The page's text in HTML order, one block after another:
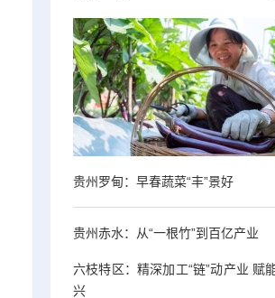
贵州罗甸：早春蔬菜“丰”景好
贵州赤水：从“一根竹”到百亿产业
六枝特区：精深加工“链”动产业 赋
兴